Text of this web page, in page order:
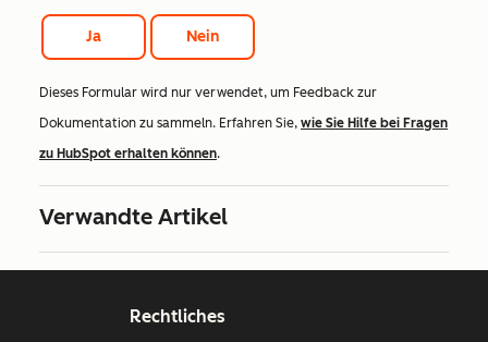
Ja Nein
Dieses Formular wird nur verwendet, um Feedback zur
Dokumentation zu sammeln. Erfahren Sie, wie Sie Hilfe bei Fragen
zu HubSpot erhalten können.
Verwandte Artikel
Rechtliches